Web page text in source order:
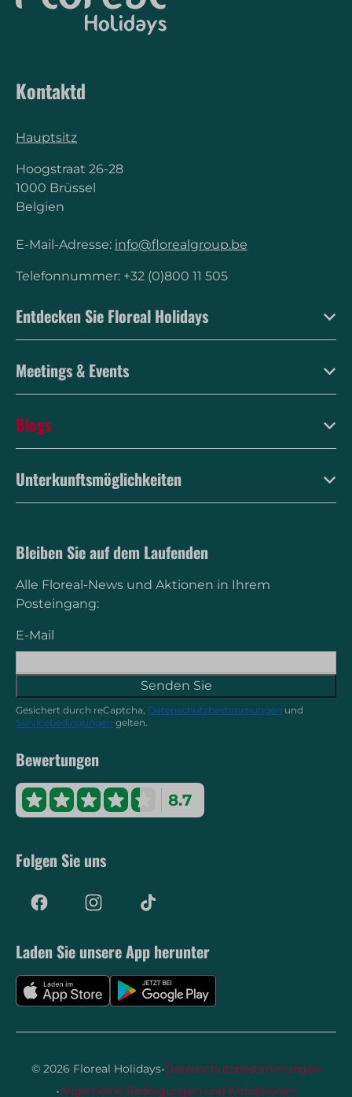
Kontaktd
Hauptsitz
Hoogstraat 26-28
1000 Brüssel
Belgien
E-Mail-Adresse: info@florealgroup.be
Telefonnummer: +32 (0)800 11 505
Entdecken Sie Floreal Holidays
Meetings & Events
Blogs
Unterkunftsmöglichkeiten
Bleiben Sie auf dem Laufenden
Alle Floreal-News und Aktionen in Ihrem
Posteingang:
E-Mail
Senden Sie
Gesichert durch reCaptcha, Datenschutzbestimmungen und
Servicebedingungen gelten.
Bewertungen
8.7
Folgen Sie uns
Laden Sie unsere App herunter
© 2026 Floreal Holidays·Datenschutzbestimmungen
·Allgemeine Bedingungen und Konditionen